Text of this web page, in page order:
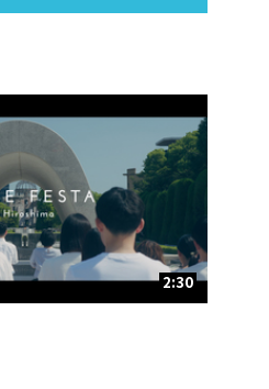
2:30